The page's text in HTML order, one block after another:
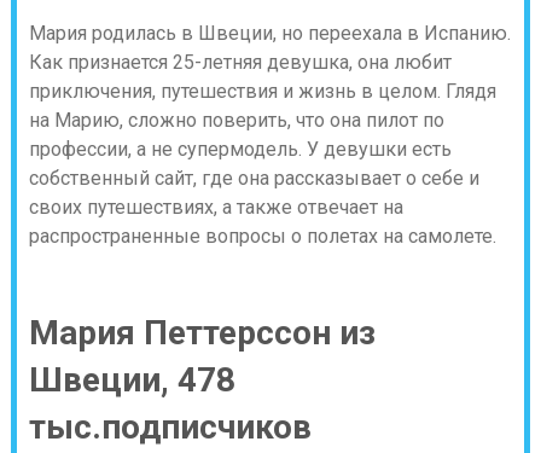
Мария родилась в Швеции, но переехала в Испанию.
Как признается 25-летняя девушка, она любит
приключения, путешествия и жизнь в целом. Глядя
на Марию, сложно поверить, что она пилот по
профессии, а не супермодель. У девушки есть
собственный сайт, где она рассказывает о себе и
своих путешествиях, а также отвечает на
распространенные вопросы о полетах на самолете.
Мария Петтерссон из
Швеции, 478
тыс.подписчиков